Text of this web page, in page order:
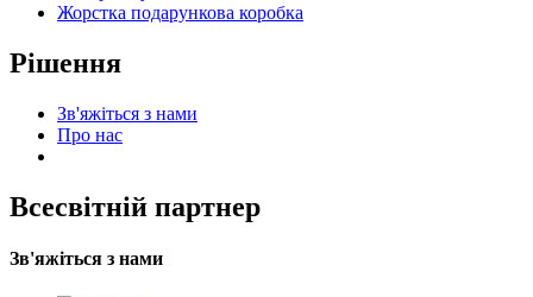
Жорстка подарункова коробка
Рішення
Зв'яжіться з нами
Про нас
Всесвітній партнер
Зв'яжіться з нами